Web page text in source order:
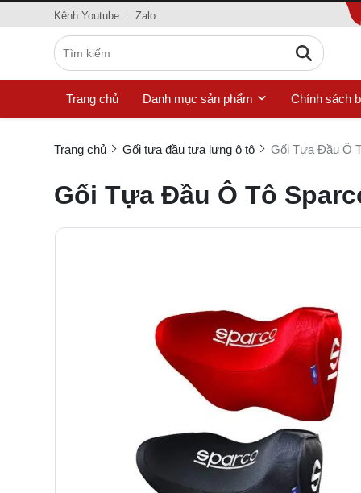
Kênh Youtube Zalo
Trang chủ Danh mục sản phẩm Chính sách
Trang chủ Gối tựa đầu tựa lưng ô tô Gối Tựa Đầu Ô
Gối Tựa Đầu Ô Tô